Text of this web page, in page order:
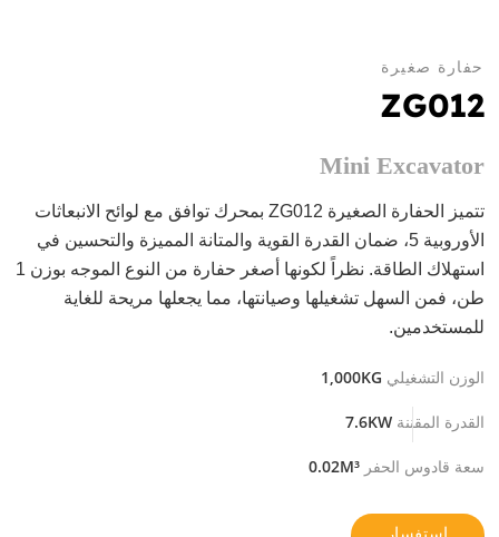
حفارة صغيرة
ZG012
Mini Excavator
تتميز الحفارة الصغيرة ZG012 بمحرك توافق مع لوائح الانبعاثات
الأوروبية 5، ضمان القدرة القوية والمتانة المميزة والتحسين في
استهلاك الطاقة. نظراً لكونها أصغر حفارة من النوع الموجه بوزن 1
طن، فمن السهل تشغيلها وصيانتها، مما يجعلها مريحة للغاية
للمستخدمين.
الوزن التشغيلي 1,000KG
القدرة المقننة7.6KW
سعة قادوس الحفر0.02M³
استفسار